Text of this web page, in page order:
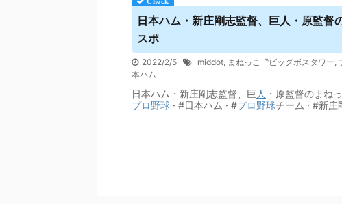
日本ハム・新庄剛志監督、巨人・原監
スポ
2022/2/5 middot, まねっこ〝ビッグボスタワー,
本ハム
日本ハム・新庄剛志監督、巨 人 ・原監督のまね
プロ野球 · #日本ハム · #プロ野球チーム · #新庄